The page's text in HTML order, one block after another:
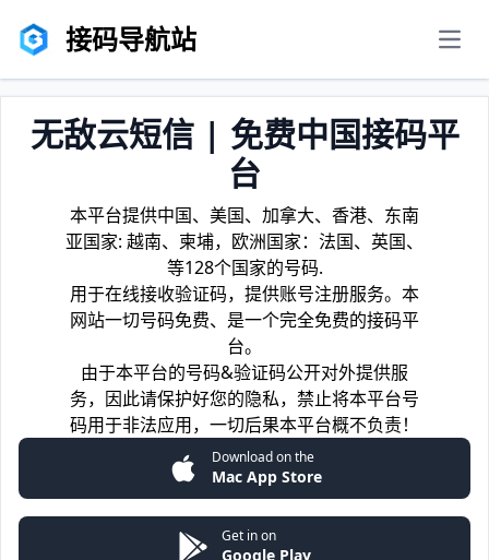
接码导航站
无敌云短信 | 免费中国接码平
台
本平台提供中国、美国、加拿大、香港、东南
亚国家: 越南、柬埔，欧洲国家：法国、英国、
等128个国家的号码.
用于在线接收验证码，提供账号注册服务。本
网站一切号码免费、是一个完全免费的接码平
台。
由于本平台的号码&验证码公开对外提供服
务，因此请保护好您的隐私，禁止将本平台号
码用于非法应用，一切后果本平台概不负责！
Download on the
Mac App Store
Get in on
Google Play